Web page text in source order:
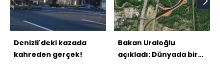
Denizli'deki kazada
kahreden gerçek!
Bakan Uraloğlu
açıkladı: Dünyada bir